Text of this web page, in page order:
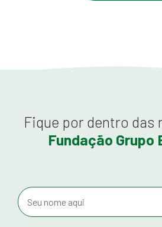
Fique por dentro das
Fundação Grupo